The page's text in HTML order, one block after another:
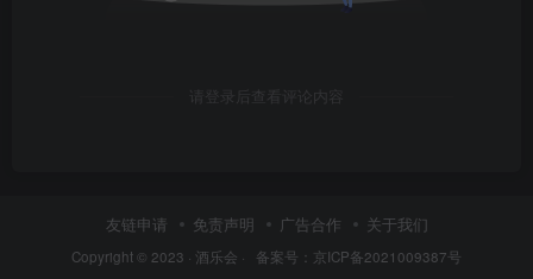
请登录后查看评论内容
友链申请 免责声明 广告合作 关于我们
Copyright © 2023 · 酒乐会 · 备案号：京ICP备2021009387号